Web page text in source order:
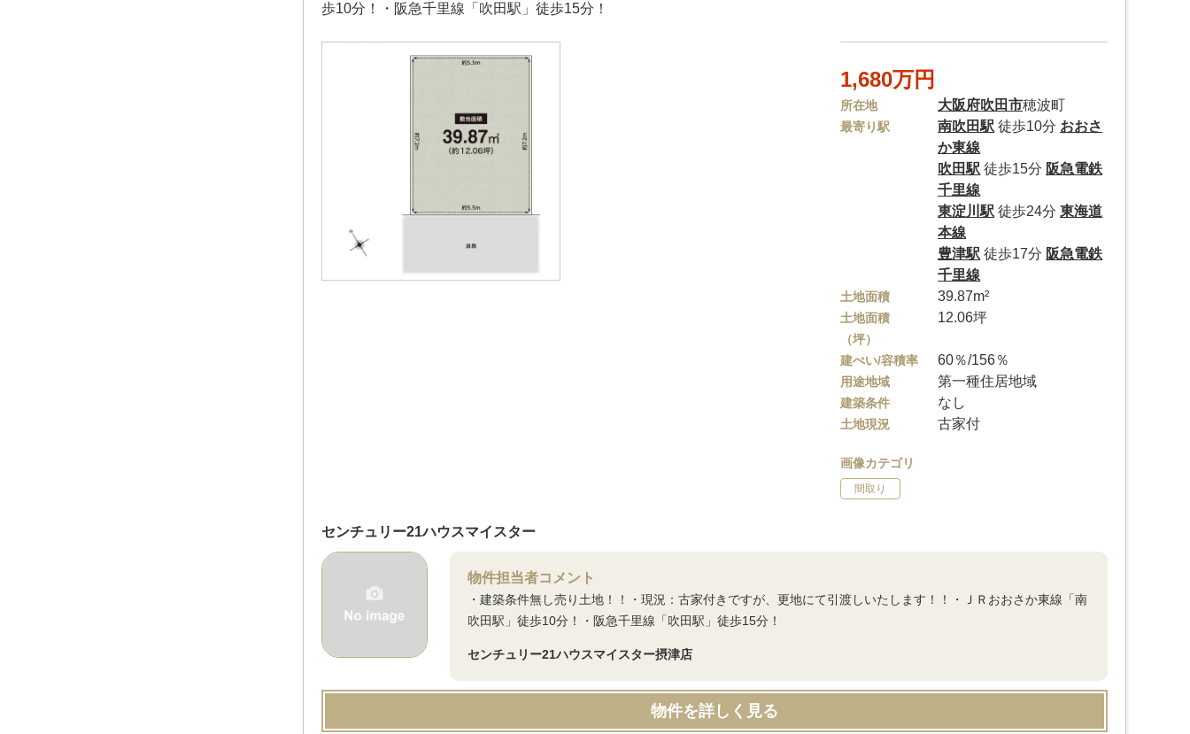
歩10分！・阪急千里線「吹田駅」徒歩15分！
1,680万円
所在地 大阪府吹田市穂波町
最寄り駅 南吹田駅 徒歩10分 おおさ
か東線
吹田駅 徒歩15分 阪急電鉄
千里線
東淀川駅 徒歩24分東海道
本線
豊津駅 徒歩17分 阪急電鉄
千里線
土地面積 39.87m²
土地面積
（坪）
12.06坪
建ぺい/容積率 60％/156％
用途地域 第一種住居地域
建築条件 なし
土地現況 古家付
画像カテゴリ
間取り
センチュリー21ハウスマイスター
物件担当者コメント
・建築条件無し売り土地！！・現況：古家付きですが、更地にて引渡しいたします！！・ＪＲおおさか東線「南
吹田駅」徒歩10分！・阪急千里線「吹田駅」徒歩15分！
センチュリー21ハウスマイスター摂津店
物件を詳しく見る